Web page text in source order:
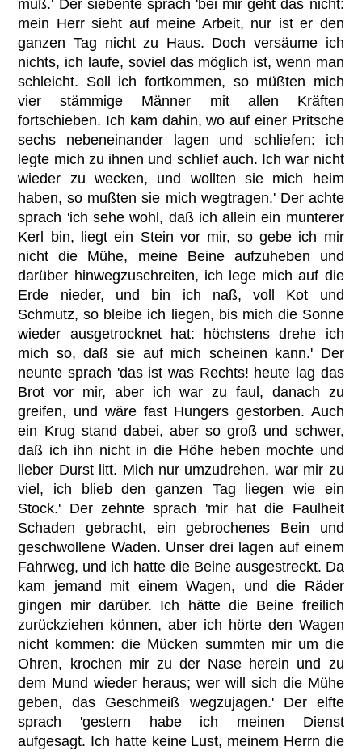
muß.' Der siebente sprach 'bei mir geht das nicht:
mein Herr sieht auf meine Arbeit, nur ist er den
ganzen Tag nicht zu Haus. Doch versäume ich
nichts, ich laufe, soviel das möglich ist, wenn man
schleicht. Soll ich fortkommen, so müßten mich
vier stämmige Männer mit allen Kräften
fortschieben. Ich kam dahin, wo auf einer Pritsche
sechs nebeneinander lagen und schliefen: ich
legte mich zu ihnen und schlief auch. Ich war nicht
wieder zu wecken, und wollten sie mich heim
haben, so mußten sie mich wegtragen.' Der achte
sprach 'ich sehe wohl, daß ich allein ein munterer
Kerl bin, liegt ein Stein vor mir, so gebe ich mir
nicht die Mühe, meine Beine aufzuheben und
darüber hinwegzuschreiten, ich lege mich auf die
Erde nieder, und bin ich naß, voll Kot und
Schmutz, so bleibe ich liegen, bis mich die Sonne
wieder ausgetrocknet hat: höchstens drehe ich
mich so, daß sie auf mich scheinen kann.' Der
neunte sprach 'das ist was Rechts! heute lag das
Brot vor mir, aber ich war zu faul, danach zu
greifen, und wäre fast Hungers gestorben. Auch
ein Krug stand dabei, aber so groß und schwer,
daß ich ihn nicht in die Höhe heben mochte und
lieber Durst litt. Mich nur umzudrehen, war mir zu
viel, ich blieb den ganzen Tag liegen wie ein
Stock.' Der zehnte sprach 'mir hat die Faulheit
Schaden gebracht, ein gebrochenes Bein und
geschwollene Waden. Unser drei lagen auf einem
Fahrweg, und ich hatte die Beine ausgestreckt. Da
kam jemand mit einem Wagen, und die Räder
gingen mir darüber. Ich hätte die Beine freilich
zurückziehen können, aber ich hörte den Wagen
nicht kommen: die Mücken summten mir um die
Ohren, krochen mir zu der Nase herein und zu
dem Mund wieder heraus; wer will sich die Mühe
geben, das Geschmeiß wegzujagen.' Der elfte
sprach 'gestern habe ich meinen Dienst
aufgesagt. Ich hatte keine Lust, meinem Herrn die